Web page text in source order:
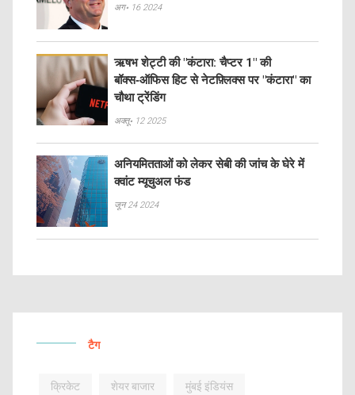
अग॰ 16 2024
ऋषभ शेट्टी की "कंटारा: चैप्टर 1" की
बॉक्स‑ऑफिस हिट से नेटफ़्लिक्स पर "कंटारा" का
चौथा ट्रेंडिंग
अक्तू॰ 12 2025
अनियमितताओं को लेकर सेबी की जांच के घेरे में
क्वांट म्यूचुअल फंड
जून 24 2024
टैग
क्रिकेट शेयर बाजार मुंबई इंडियंस